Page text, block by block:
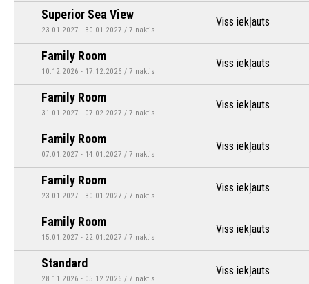
Superior Sea View
23.01.2027 - 30.01.2027 / 7 naktis
Viss iekļauts
Family Room
10.12.2026 - 17.12.2026 / 7 naktis
Viss iekļauts
Family Room
31.01.2027 - 07.02.2027 / 7 naktis
Viss iekļauts
Family Room
07.01.2027 - 14.01.2027 / 7 naktis
Viss iekļauts
Family Room
23.01.2027 - 30.01.2027 / 7 naktis
Viss iekļauts
Family Room
15.01.2027 - 22.01.2027 / 7 naktis
Viss iekļauts
Standard
28.11.2026 - 05.12.2026 / 7 naktis
Viss iekļauts